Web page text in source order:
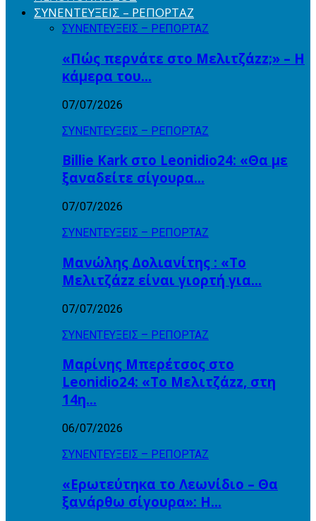
ΣΥΝΕΝΤΕΥΞΕΙΣ – ΡΕΠΟΡΤΑΖ
ΣΥΝΕΝΤΕΥΞΕΙΣ – ΡΕΠΟΡΤΑΖ
«Πώς περνάτε στο Μελιτζάzz;» – Η
κάμερα του…
07/07/2026
ΣΥΝΕΝΤΕΥΞΕΙΣ – ΡΕΠΟΡΤΑΖ
Billie Kark στο Leonidio24: «Θα με
ξαναδείτε σίγουρα…
07/07/2026
ΣΥΝΕΝΤΕΥΞΕΙΣ – ΡΕΠΟΡΤΑΖ
Μανώλης Δολιανίτης : «Το
Μελιτζάzz είναι γιορτή για…
07/07/2026
ΣΥΝΕΝΤΕΥΞΕΙΣ – ΡΕΠΟΡΤΑΖ
Μαρίνης Μπερέτσος στο
Leonidio24: «Το Μελιτζάzz, στη
14η…
06/07/2026
ΣΥΝΕΝΤΕΥΞΕΙΣ – ΡΕΠΟΡΤΑΖ
«Ερωτεύτηκα το Λεωνίδιο – Θα
ξανάρθω σίγουρα»: Η…